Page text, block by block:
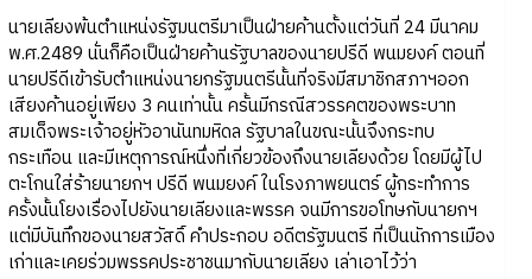
นายเลียงพ้นตำแหน่งรัฐมนตรีมาเป็นฝ่ายค้านตั้งแต่วันที่ 24 มีนาคม
พ.ศ.2489 นั่นก็คือเป็นฝ่ายค้านรัฐบาลของนายปรีดี พนมยงค์ ตอนที่
นายปรีดีเข้ารับตำแหน่งนายกรัฐมนตรีนั้นที่จริงมีสมาชิกสภาฯออก
เสียงค้านอยู่เพียง 3 คนเท่านั้น ครั้นมีกรณีสวรรคตของพระบาท
สมเด็จพระเจ้าอยู่หัวอานันทมหิดล รัฐบาลในขณะนั้นจึงกระทบ
กระเทือน และมีเหตุการณ์หนึ่งที่เกี่ยวข้องถึงนายเลียงด้วย โดยมีผู้ไป
ตะโกนใส่ร้ายนายกฯ ปรีดี พนมยงค์ ในโรงภาพยนตร์ ผู้กระทำการ
ครั้งนั้นโยงเรื่องไปยังนายเลียงและพรรค จนมีการขอโทษกับนายกฯ
แต่มีบันทึกของนายสวัสดิ์ คำประกอบ อดีตรัฐมนตรี ที่เป็นนักการเมือง
เก่าและเคยร่วมพรรคประชาชนมากับนายเลียง เล่าเอาไว้ว่า